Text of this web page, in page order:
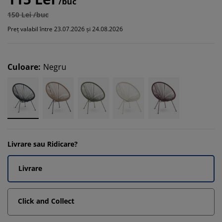
150 Lei /buc
Preț valabil între 23.07.2026 și 24.08.2026
Culoare: Negru
Livrare sau Ridicare?
Livrare
Click and Collect